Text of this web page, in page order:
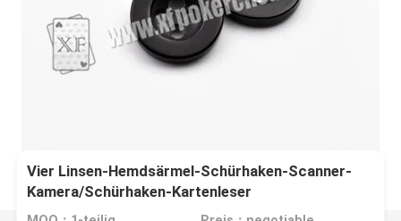
Vier Linsen-Hemdsärmel-Schürhaken-Scanner-
Kamera/Schürhaken-Kartenleser